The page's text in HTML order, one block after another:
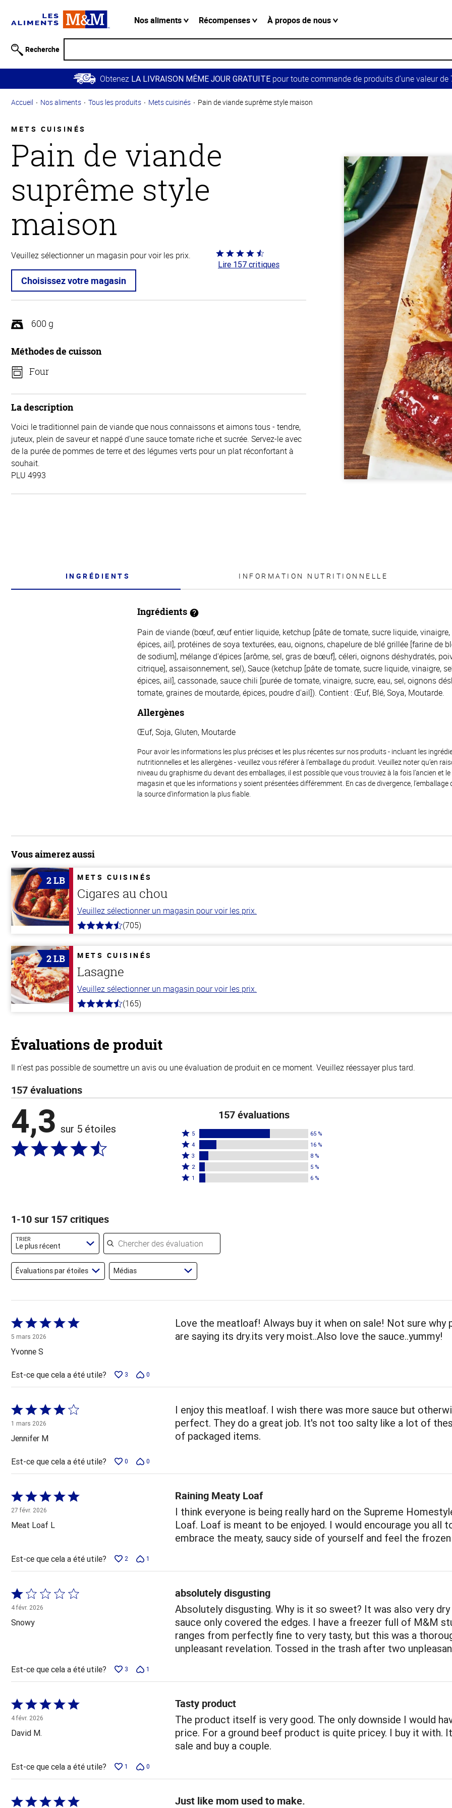
relative à
Passer
contenu
Retour à
principale
Nos aliments Récompenses À propos de nous
Recherche
Obtenez LA LIVRAISON MÊME JOUR GRATUITEpour toute commande de produits d’une valeur de
Accueil Nos aliments Tous les produits Mets cuisinés Pain de viande suprême style maison
METS CUISINÉS
Pain de viande
suprême style
maison
Veuillez sélectionner un magasin pour voir les prix.
Choisissez votre magasin
Coté
4.3 sur
Lire 157 critiques
600 g
Méthodes de cuisson
Four
La description
Voici le traditionnel pain de viande que nous connaissons et aimons tous - tendre,
juteux, plein de saveur et nappé d'une sauce tomate riche et sucrée. Servez-le avec
de la purée de pommes de terre et des légumes verts pour un plat réconfortant à
souhait.
PLU 4993
INGRÉDIENTS INFORMATION NUTRITIONNELLE
Ingrédients
Pain de viande (bœuf, œuf entier liquide, ketchup [pâte de tomate, sucre liquide,
épices, ail], protéines de soya texturées, eau, oignons, chapelure de blé grillée [farine de
de sodium], mélange d'épices [arôme, sel, gras de bœuf], céleri, oignons déshydratés,
citrique], assaisonnement, sel), Sauce (ketchup [pâte de tomate, sucre liquide, vinaigre,
épices, ail], cassonade, sauce chili [purée de tomate, vinaigre, sucre, eau, sel, oignons
tomate, graines de moutarde, épices, poudre d'ail]). Contient : Œuf, Blé, Soya, Moutarde.
Allergènes
Œuf, Soja, Gluten, Moutarde
Pour avoir les informations les plus précises et les plus récentes sur nos produits - incluant les
nutritionnelles et les allergènes - veuillez vous référer à l’emballage du produit. Veuillez noter qu’en
niveau du graphisme du devant des emballages, il est possible que vous trouviez à la fois l’ancien et
magasin et que les informations y soient présentées différemment. En cas de divergence,
la source d'information la plus fiable.
Vous aimerez aussi
2 LB METS CUISINÉS
Cigares au chou
Veuillez sélectionner un magasin pour voir les prix.
4.6
5
stars
(705)
2 LB METS CUISINÉS
Lasagne
Veuillez sélectionner un magasin pour voir les prix.
4.1
(165)
Évaluations de produit
Il n’est pas possible de soumettre un avis ou une évaluation de produit en ce moment. Veuillez réessayer plus tard.
157 évaluations
4,3 sur 5 étoiles
157 évaluations
Coté
5
étoiles
par
65 %
5 65 %
Coté
4
étoiles
par
4 16 %
Coté
3
étoiles
3 8 %
Coté
2
évaluateurs
2 5 %
Coté1 6 %
1-10 sur 157 critiques
TRIER
Le plus récent
Chercher des évaluations
Évaluations par étoiles Médias
Coté
5 sur
5
5 mars 2026
Yvonne S
Love the meatloaf! Always buy it when on sale! Not sure why
are saying its dry.its very moist..Also love the sauce..yummy!
Est-ce que cela a été utile? 3 0
Coté
4 sur
5
1 mars 2026
Jennifer M
I enjoy this meatloaf. I wish there was more sauce but
perfect. They do a great job. It's not too salty like a lot of
of packaged items.
Est-ce que cela a été utile? 0 0
Coté
5 sur
5
27 févr. 2026
Meat Loaf L
Raining Meaty Loaf
I think everyone is being really hard on the Supreme
Loaf. Loaf is meant to be enjoyed. I would encourage you all
embrace the meaty, saucy side of yourself and feel the
Est-ce que cela a été utile? 2 1
Coté
1 sur
5
4 févr. 2026
Snowy
absolutely disgusting
Absolutely disgusting. Why is it so sweet? It was also very dry
sauce only covered the edges. I have a freezer full of M&M
ranges from perfectly fine to very tasty, but this was a
unpleasant revelation. Tossed in the trash after two
Est-ce que cela a été utile? 3 1
Coté
5 sur
5
4 févr. 2026
David M.
Tasty product
The product itself is very good. The only downside I would
price. For a ground beef product is quite pricey. I buy it with.
sale and buy a couple.
Est-ce que cela a été utile? 1 0
Coté
Just like mom used to make.